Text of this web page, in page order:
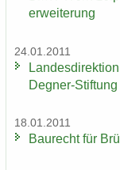
er­wei­te­rung
24.01.2011
Degner-Stiftung
18.01.2011
Bau­recht für